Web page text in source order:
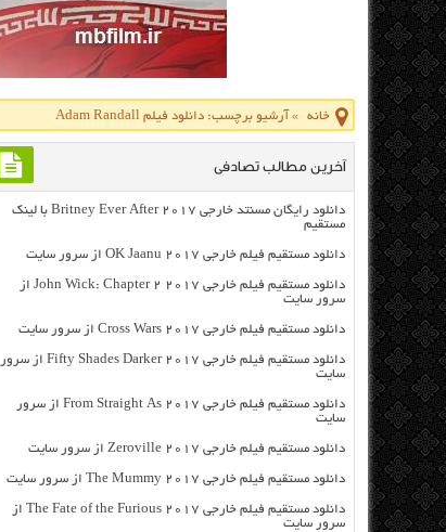
خانه » آرشیو برچسب: دانلود فیلم Adam Randall
آخرین مطالب تصادفی
دانلود رایگان مسنتد خارجی Britney Ever After 2017 با لینک
مستقیم
دانلود مستقیم فیلم خارجی OK Jaanu 2017 از سرور سایت
دانلود مستقیم فیلم خارجی John Wick: Chapter 2 2017 از
سرور سایت
دانلود مستقیم فیلم خارجی Cross Wars 2017 از سرور سایت
دانلود مستقیم فیلم خارجی Fifty Shades Darker 2017 از سرور
سایت
دانلود مستقیم فیلم خارجی From Straight As 2017 از سرور
سایت
دانلود مستقیم فیلم خارجی Zeroville 2017 از سرور سایت
دانلود مستقیم فیلم خارجی The Mummy 2017 از سرور سایت
دانلود مستقیم فیلم خارجی The Fate of the Furious 2017 از
سرور سایت